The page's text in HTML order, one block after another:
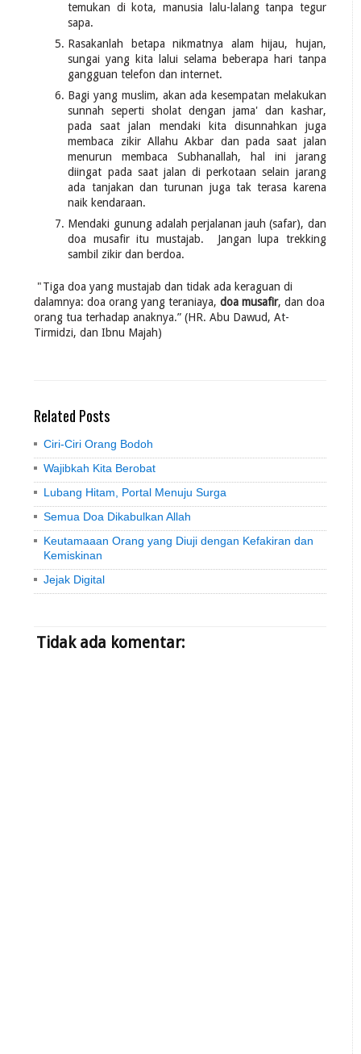
temukan di kota, manusia lalu-lalang tanpa tegur
sapa.
Rasakanlah betapa nikmatnya alam hijau, hujan,
sungai yang kita lalui selama beberapa hari tanpa
gangguan telefon dan internet.
Bagi yang muslim, akan ada kesempatan melakukan
sunnah seperti sholat dengan jama' dan kashar,
pada saat jalan mendaki kita disunnahkan juga
membaca zikir Allahu Akbar dan pada saat jalan
menurun membaca Subhanallah, hal ini jarang
diingat pada saat jalan di perkotaan selain jarang
ada tanjakan dan turunan juga tak terasa karena
naik kendaraan.
Mendaki gunung adalah perjalanan jauh (safar), dan
doa musafir itu mustajab. Jangan lupa trekking
sambil zikir dan berdoa.
"Tiga doa yang mustajab dan tidak ada keraguan di
dalamnya: doa orang yang teraniaya,doa musafir, dan doa
orang tua terhadap anaknya.” (HR. Abu Dawud, At-
Tirmidzi, dan Ibnu Majah)
Related Posts
Ciri-Ciri Orang Bodoh
Wajibkah Kita Berobat
Lubang Hitam, Portal Menuju Surga
Semua Doa Dikabulkan Allah
Keutamaaan Orang yang Diuji dengan Kefakiran dan
Kemiskinan
Jejak Digital
Tidak ada komentar: